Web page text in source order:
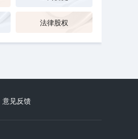
法律股权
意见反馈